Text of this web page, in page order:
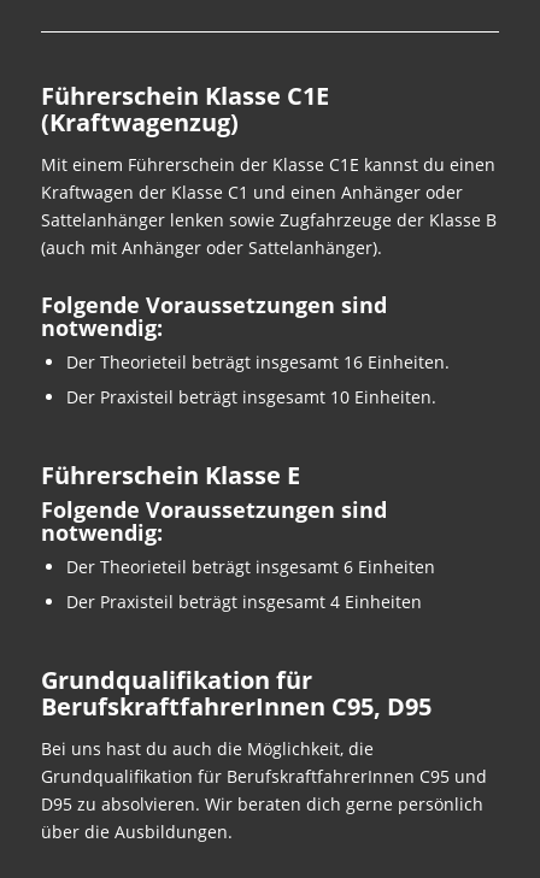
Führerschein Klasse C1E
(Kraftwagenzug)
Mit einem Führerschein der Klasse C1E kannst du einen
Kraftwagen der Klasse C1 und einen Anhänger oder
Sattelanhänger lenken sowie Zugfahrzeuge der Klasse B
(auch mit Anhänger oder Sattelanhänger).
Folgende Voraussetzungen sind
notwendig:
Der Theorieteil beträgt insgesamt 16 Einheiten.
Der Praxisteil beträgt insgesamt 10 Einheiten.
Führerschein Klasse E
Folgende Voraussetzungen sind
notwendig:
Der Theorieteil beträgt insgesamt 6 Einheiten
Der Praxisteil beträgt insgesamt 4 Einheiten
Grundqualifikation für
BerufskraftfahrerInnen C95, D95
Bei uns hast du auch die Möglichkeit, die
Grundqualifikation für BerufskraftfahrerInnen C95 und
D95 zu absolvieren. Wir beraten dich gerne persönlich
über die Ausbildungen.